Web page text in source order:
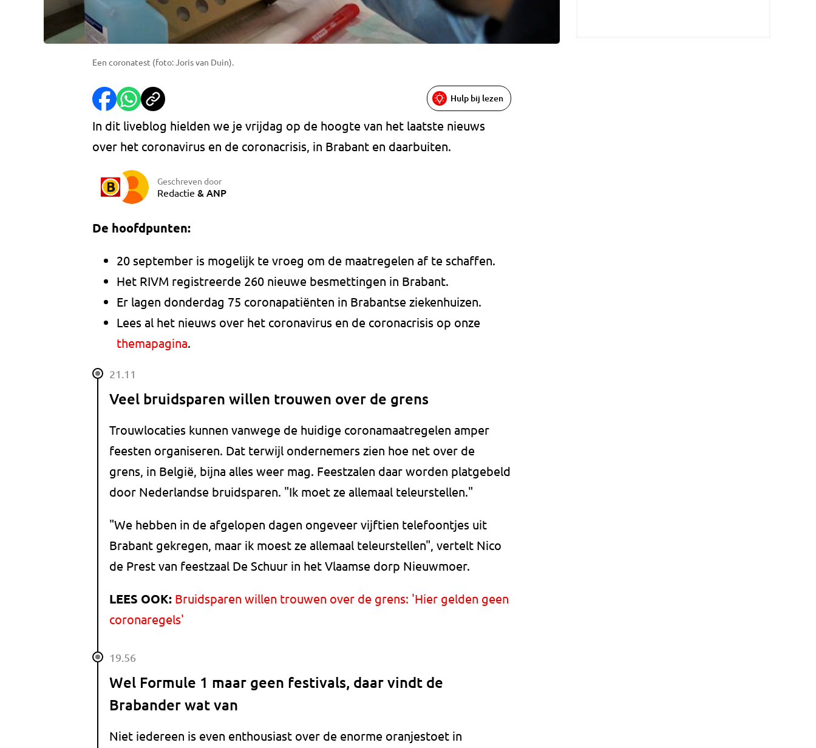
Een coronatest (foto: Joris van Duin).
Hulp bij lezen
In dit liveblog hielden we je vrijdag op de hoogte van het laatste nieuws
over het coronavirus en de coronacrisis, in Brabant en daarbuiten.
Geschreven door
Redactie & ANP
De hoofdpunten:
20 september is mogelijk te vroeg om de maatregelen af te schaffen.
Het RIVM registreerde 260 nieuwe besmettingen in Brabant.
Er lagen donderdag 75 coronapatiënten in Brabantse ziekenhuizen.
Lees al het nieuws over het coronavirus en de coronacrisis op onze
themapagina.
21.11
Veel bruidsparen willen trouwen over de grens
Trouwlocaties kunnen vanwege de huidige coronamaatregelen amper
feesten organiseren. Dat terwijl ondernemers zien hoe net over de
grens, in België, bijna alles weer mag. Feestzalen daar worden platgebeld
door Nederlandse bruidsparen. "Ik moet ze allemaal teleurstellen."
"We hebben in de afgelopen dagen ongeveer vijftien telefoontjes uit
Brabant gekregen, maar ik moest ze allemaal teleurstellen", vertelt Nico
de Prest van feestzaal De Schuur in het Vlaamse dorp Nieuwmoer.
LEES OOK: Bruidsparen willen trouwen over de grens: 'Hier gelden geen
coronaregels'
19.56
Wel Formule 1 maar geen festivals, daar vindt de
Brabander wat van
Niet iedereen is even enthousiast over de enorme oranjestoet in